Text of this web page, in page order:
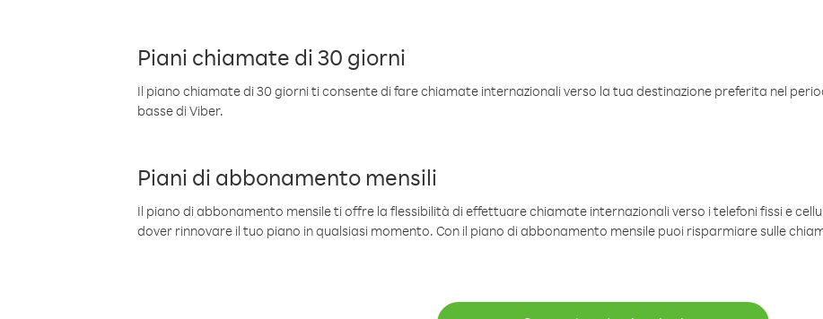
Piani chiamate di 30 giorni
Il piano chiamate di 30 giorni ti consente di fare chiamate internazionali verso la tua destinazione preferita nel
basse di Viber.
Piani di abbonamento mensili
Il piano di abbonamento mensile ti offre la flessibilità di effettuare chiamate internazionali verso i telefoni fissi e
dover rinnovare il tuo piano in qualsiasi momento. Con il piano di abbonamento mensile puoi risparmiare sulle